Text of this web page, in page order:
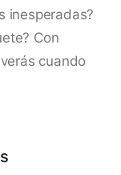
inesperadas?
Con
cuando